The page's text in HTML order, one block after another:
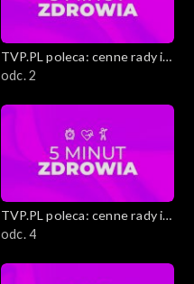
TVP.PL poleca: cenne rady i
ciekawostki
odc. 2
TVP.PL poleca: cenne rady i
ciekawostki
odc. 4